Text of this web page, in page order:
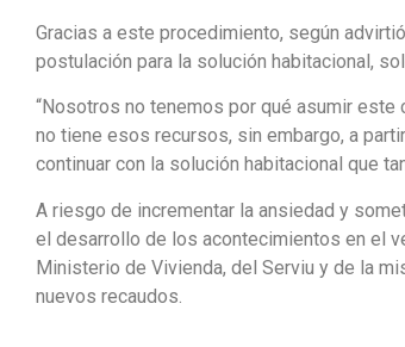
Gracias a este procedimiento, según
postulación para la solución habitacional,
“Nosotros no tenemos por qué asumir
no tiene esos recursos, sin embargo, a
continuar con la solución habitacional que
A riesgo de incrementar la ansiedad y
el desarrollo de los acontecimientos en el
Ministerio de Vivienda, del Serviu y de la
nuevos recaudos.